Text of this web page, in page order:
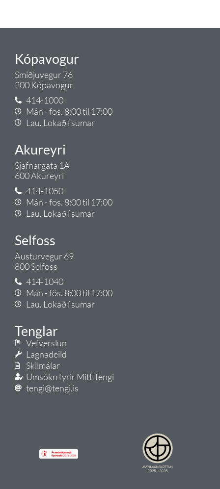
Kópavogur
Smiðjuvegur 76
200 Kópavogur
414-1000
Mán - fös. 8:00 til 17:00
Lau. Lokað í sumar
Akureyri
Sjafnargata 1A
600 Akureyri
414-1050
Mán - fös. 8:00 til 17:00
Lau. Lokað í sumar
Selfoss
Austurvegur 69
800 Selfoss
414-1040
Mán - fös. 8:00 til 17:00
Lau. Lokað í sumar
Tenglar
Vefverslun
Lagnadeild
Skilmálar
Umsókn fyrir Mitt Tengi
tengi@tengi.is